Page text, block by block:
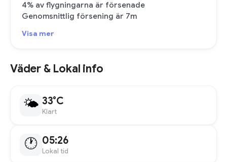
4% av flygningarna är försenade
Genomsnittlig försening är 7m
Visa mer
Väder & Lokal info
🌤 33°C
Klart
🕐 05:26
Lokal tid